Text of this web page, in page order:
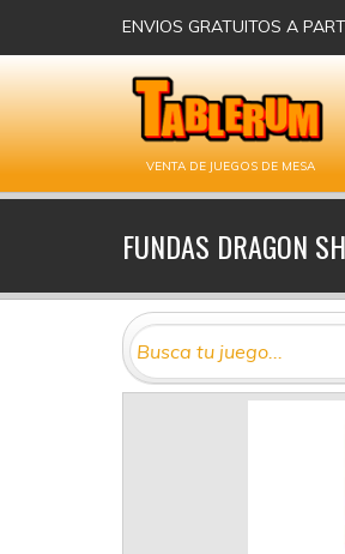
ENVIOS GRATUITOS A
VENTA DE JUEGOS DE MESA
FUNDAS DRAGON